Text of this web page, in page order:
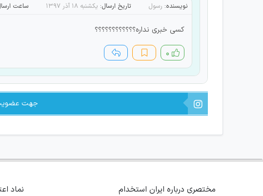
نویسنده: رسول تاریخ ارسال: یکشنبه ۱۸ آذر ۱۳۹۷ ساعت
کسی خبری نداره؟؟؟؟؟؟؟؟؟؟؟؟
۰
جهت عضویت
مختصری درباره ایران استخدام نماد